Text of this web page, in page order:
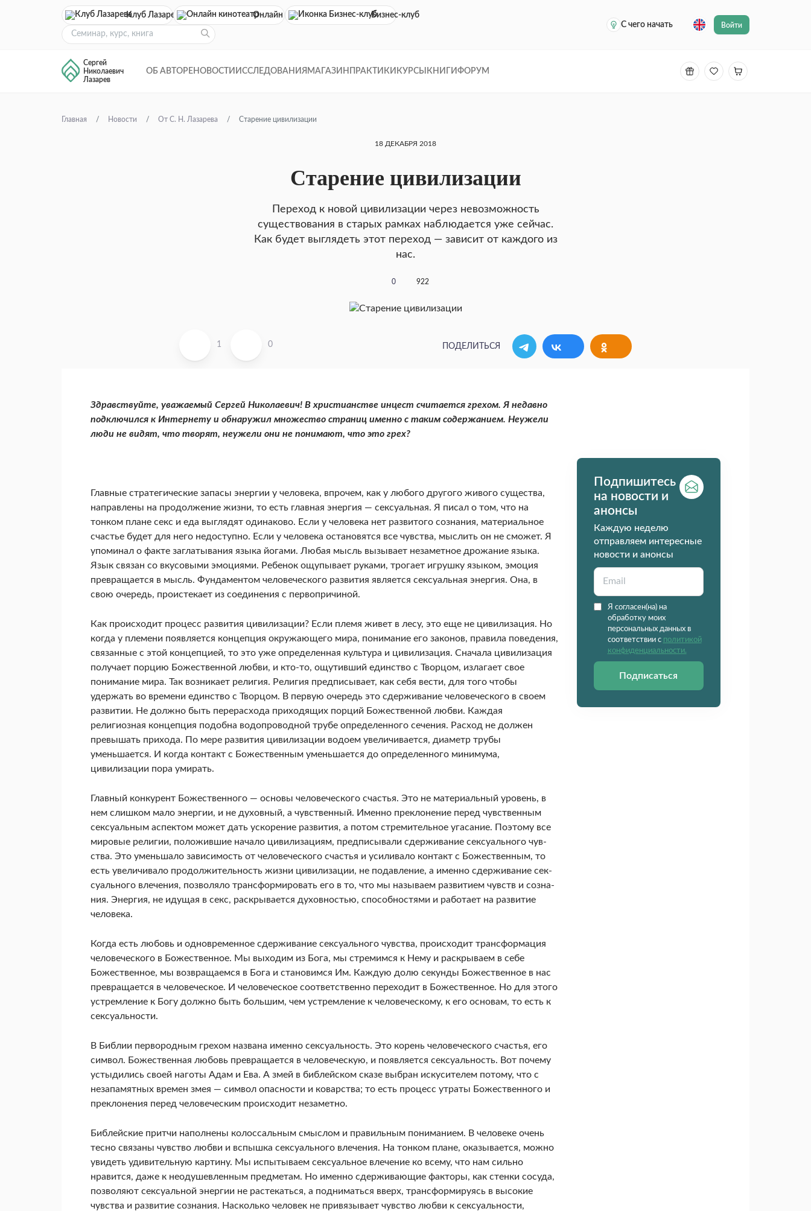
Клуб Лазарева Онлайн кинотеатр
Бизнес-клуб
С чего начать
Войти
Сергей
Николаевич
Лазарев
ОБ АВТОРЕ НОВОСТИ ИССЛЕДОВАНИЯ МАГАЗИН ПРАКТИКИ КУРСЫ КНИГИ ФОРУМ
Главная Новости От С. Н. Лазарева Старение цивилизации
18 ДЕКАБРЯ 2018
Старение цивилизации
Переход к новой цивилизации через невозможность
существования в старых рамках наблюдается уже сейчас.
Как будет выглядеть этот переход — зависит от каждого из
нас.
0 922
1 0 ПОДЕЛИТЬСЯ
Здравствуйте, уважаемый Сергей Нико­лаевич! В христианстве инцест считается грехом. Я недавно
подключился к Интернету и обнару­жил множество страниц именно с таким содер­жанием. Неужели
люди не видят, что творят, не­ужели они не понимают, что это грех?
Главные стратегические запасы энергии у че­ловека, впрочем, как у любого другого живого существа,
направлены на продолжение жизни, то есть главная энергия — сексуальная. Я писал о том, что на
тонком плане секс и еда выглядят одинаково. Если у человека нет развитого сознания, материаль­ное
счастье будет для него недоступно. Если у чело­века остановятся все чувства, мыслить он не смо­жет. Я
упоминал о факте заглатывания языка йога­ми. Любая мысль вызывает незаметное дрожание языка.
Язык связан со вкусовыми эмоциями. Ребе­нок ощупывает руками, трогает игрушку языком, эмоция
превращается в мысль. Фундаментом чело­веческого развития является сексуальная энергия. Она, в
свою очередь, проистекает из соединения с первопричиной.
Как происходит процесс развития цивилизации? Если племя живет в лесу, это еще не цивилизация. Но
когда у племени появляется концепция окружа­ющего мира, понимание его законов, правила пове­дения,
связанные с этой концепцией, то это уже определенная культура и цивилизация. Сначала ци­вилизация
получает порцию Божественной любви, и кто-то, ощутивший единство с Творцом, излагает свое
понимание мира. Так возникает религия. Рели­гия предписывает, как себя вести, для того чтобы
удержать во времени единство с Творцом. В первую очередь это сдерживание человеческого в своем
раз­витии. Не должно быть перерасхода приходящих порций Божественной любви. Каждая
религиозная концепция подобна водопроводной трубе опреде­ленного сечения. Расход не должен
превышать при­хода. По мере развития цивилизации водоем увели­чивается, диаметр трубы
уменьшается. И когда контакт с Божественным уменьшается до опреде­ленного минимума,
цивилизации пора умирать.
Главный конкурент Божественного — основы че­ловеческого счастья. Это не материальный уровень, в
нем слишком мало энергии, и не духовный, а чув­ственный. Именно преклонение перед чувственным
сексуальным аспектом может дать ускорение разви­тия, а потом стремительное угасание. Поэтому все
мировые религии, положившие начало цивилизаци­ям, предписывали сдерживание сексуального чув­
ства. Это уменьшало зависимость от человеческого счастья и усиливало контакт с Божественным, то
есть увеличивало продолжительность жизни циви­лизации, не подавление, а именно сдерживание сек­
суального влечения, позволяло трансформировать его в то, что мы называем развитием чувств и созна­
ния. Энергия, не идущая в секс, раскрывается ду­ховностью, способностями и работает на развитие
человека.
Когда есть любовь и одновременное сдерживание сексуального чувства, происходит трансформация
человеческого в Божественное. Мы выходим из Бога, мы стремимся к Нему и раскрываем в себе
Божественное, мы возвращаемся в Бога и становим­ся Им. Каждую долю секунды Божественное в нас
превращается в человеческое. И человеческое соот­ветственно переходит в Божественное. Но для этого
устремление к Богу должно быть большим, чем устремление к человеческому, к его основам, то есть к
сексуальности.
В Библии первородным грехом названа именно сексуальность. Это корень человеческого счастья, его
символ. Божественная любовь превращается в человеческую, и появляется сексуальность. Вот по­чему
устыдились своей наготы Адам и Ева. А змей в библейском сказе выбран искусителем потому, что с
незапамятных времен змея — символ опасно­сти и коварства; то есть процесс утраты Божествен­ного и
преклонения перед человеческим происходит незаметно.
Библейские притчи наполнены колоссальным смыслом и правильным пониманием. В человеке очень
тесно связаны чувство любви и вспышка сек­суального влечения. На тонком плане, оказывается, можно
увидеть удивительную картину. Мы испы­тываем сексуальное влечение ко всему, что нам сильно
нравится, даже к неодушевленным предме­там. Но именно сдерживающие факторы, как стен­ки сосуда,
позволяют сексуальной энергии не расте­каться, а подниматься вверх, трансформируясь в высокие
чувства и развитие сознания. Насколько человек не привязывает чувство любви к сексуаль­ности,
Подпишитесь
на новости и
анонсы
Каждую неделю
отправляем интересные
новости и анонсы
Я согласен(на) на
обработку моих
персональных данных в
соответствии с политикой
конфиденциальности.
Подписаться